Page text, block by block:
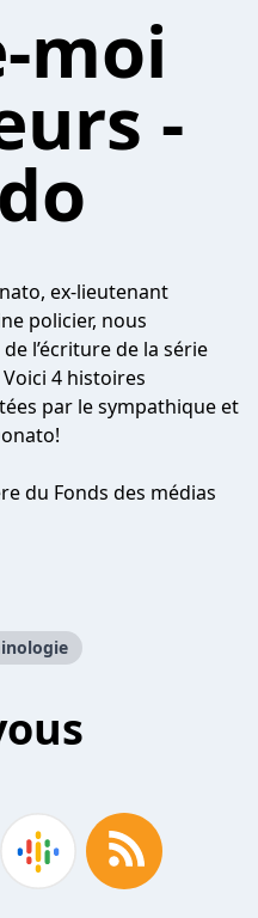
moi
-
ex-lieutenant
policier, nous
l’écriture de la série
4 histoires
par le sympathique et
du Fonds des médias